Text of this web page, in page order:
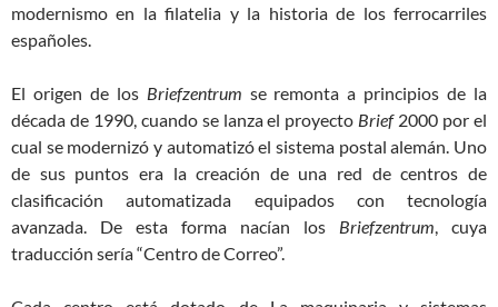
modernismo en la filatelia y la historia de los ferrocarriles
españoles.
El origen de los Briefzentrum se remonta a principios de la
década de 1990, cuando se lanza el proyecto Brief 2000 por el
cual se modernizó y automatizó el sistema postal alemán. Uno
de sus puntos era la creación de una red de centros de
clasificación automatizada equipados con tecnología
avanzada. De esta forma nacían los Briefzentrum, cuya
traducción sería “Centro de Correo”.